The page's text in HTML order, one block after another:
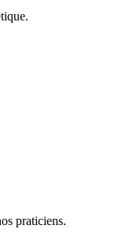
praticiens.